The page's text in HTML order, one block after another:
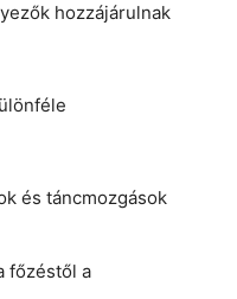
hozzájárulnak
és táncmozgások
főzéstől a